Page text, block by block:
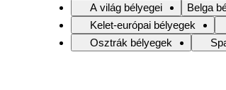
A világ bélyegei Belga
Kelet-európai bélyegek
Osztrák bélyegek